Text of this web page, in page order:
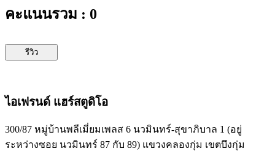
คะแนนรวม : 0
รีวิว
ไอเฟรนด์ แฮร์สตูดิโอ
300/87 หมู่บ้านพลีเมี่ยมเพลส 6 นวมินทร์-สุขาภิบาล 1 (อยู่
ระหว่างซอย นวมินทร์ 87 กับ 89) แขวงคลองกุ่ม เขตบึงกุ่ม